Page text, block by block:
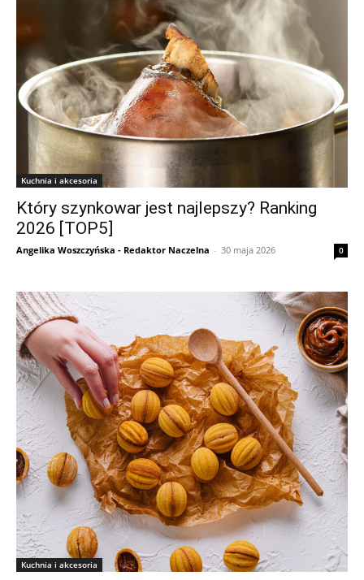
Kuchnia i akcesoria
Który szynkowar jest najlepszy? Ranking
2026 [TOP5]
Angelika Woszczyńska - Redaktor Naczelna - 30 maja 2026 0
Kuchnia i akcesoria